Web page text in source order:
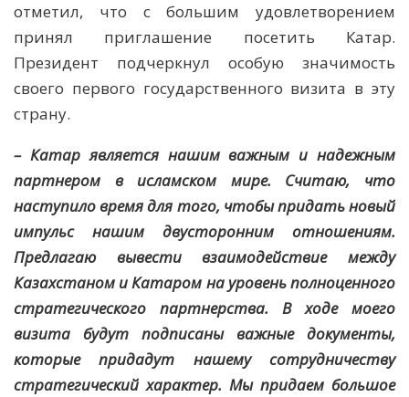
отметил, что с большим удовлетворением
принял приглашение посетить Катар.
Президент подчеркнул особую значимость
своего первого государственного визита в эту
страну.
– Катар является нашим важным и надежным
партнером в исламском мире. Считаю, что
наступило время для того, чтобы придать новый
импульс нашим двусторонним отношениям.
Предлагаю вывести взаимодействие между
Казахстаном и Катаром на уровень полноценного
стратегического партнерства. В ходе моего
визита будут подписаны важные документы,
которые придадут нашему сотрудничеству
стратегический характер. Мы придаем большое